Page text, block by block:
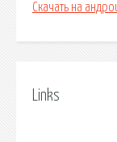
Скачать на
Links